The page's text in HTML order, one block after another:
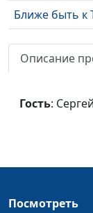
Ближе быть к
Кто, как Ты
Суббота
Описание
Гость:
Посмотреть